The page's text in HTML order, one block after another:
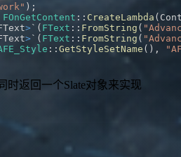
) ;
FOnGetContent :: CreateLambda (
> ` ( FText :: FromString (
> ` ( FText :: FromString (
:: GetStyleSetName ( ) ,
时返回一个Slate对象来实现